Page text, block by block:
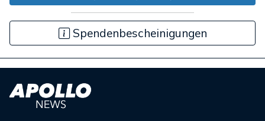
Spendenbescheinigungen